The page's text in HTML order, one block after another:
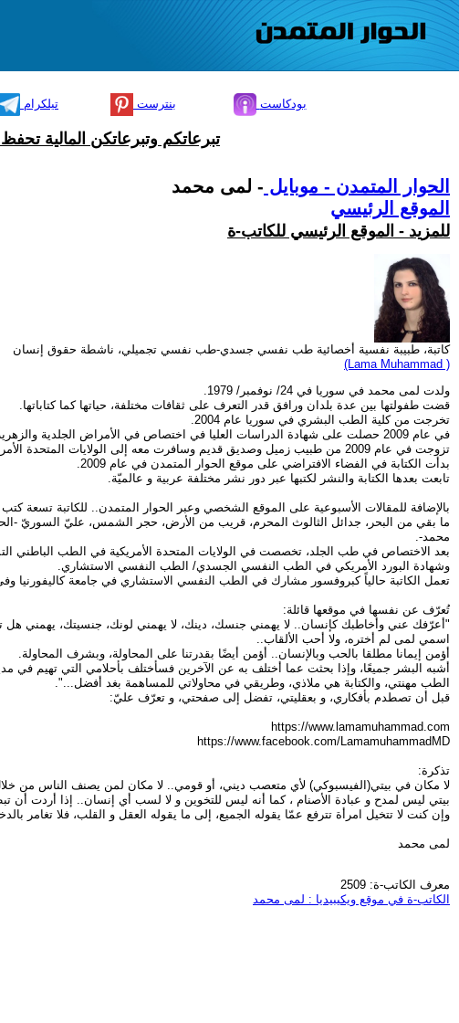
تيلكرام بنترست بودكاست
تبرعاتكم وتبرعاتكن المالية
الحوار المتمدن - موبايل - لمى محمد
الموقع الرئيسي
للمزيد - الموقع الرئيسي للكاتب-ة
كاتبة، طبيبة نفسية أخصائية طب نفسي جسدي-طب نفسي تجميلي، ناشطة حقوق إنسان
(Lama Muhammad )
ولدت لمى محمد في سوريا في 24/ نوفمبر/ 1979.
قضت طفولتها بين عدة بلدان ورافق قدر التعرف على ثقافات مختلفة، حياتها كما كتاباتها.
تخرجت من كلية الطب البشري في سوريا عام 2004.
في عام 2009 حصلت على شهادة الدراسات العليا في اختصاص في الأمراض الجلدية والزهرية من جامعة دمشق.
تزوجت في عام 2009 من طبيب زميل وصديق قديم وسافرت معه إلى الولايات المتحدة الأمريكية.
بدأت الكتابة في الفضاء الافتراضي على موقع الحوار المتمدن في عام 2009.
تابعت بعدها الكتابة والنشر لكتبها عبر دور نشر مختلفة عربية و عالميّة.
بالإضافة للمقالات الأسبوعية على الموقع الشخصي وعبر الحوار المتمدن.. للكاتبة تسعة
ما بقي من البحر، جدائل الثالوث المحرم، قريب من الأرض، حجر الشمس، عليّ السوريّ -
محمد-.
بعد الاختصاص في طب الجلد، تخصصت في الولايات المتحدة الأمريكية في الطب
وشهادة البورد الأمريكي في الطب النفسي الجسدي/ الطب النفسي الاستشاري.
تعمل الكاتبة حالياً كبروفسور مشارك في الطب النفسي الاستشاري في جامعة كاليفورنيا
تُعرّف عن نفسها في موقعها قائلة:
"أعرّفك عني وأخاطبك كإنسان.. لا يهمني جنسك، دينك، لا يهمني لونك، جنسيتك، يهمني
اسمي لمى لم أختره، ولا أحب الألقاب..
أؤمن إيمانا مطلقا بالحب وبالإنسان.. أؤمن أيضًا بقدرتنا على المحاولة، وبشرف المحاولة.
أشبه البشر جميعًا، وإذا بحثت عما أختلف به عن الآخرين فسأختلف بأحلامي التي تهيم في
الطب مهنتي، والكتابة هي ملاذي، وطريقي في محاولاتي للمساهمة بغد أفضل...".
قبل أن تصطدم بأفكاري، و بعقليتي، تفضل إلى صفحتي، و تعرّف عليّ:
https://www.facebook.com/LamamuhammadMD
تذكرة:
لا مكان في بيتي(الفيسبوكي) لأي متعصب ديني، أو قومي.. لا مكان لمن يصنف الناس من خلال
بيتي ليس لمدح و عبادة الأصنام ، كما أنه ليس للتخوين و لا لسب أي إنسان.. إذا أردت أن
وإن كنت لا تتخيل امرأة تترفع عمّا يقوله الجميع، إلى ما يقوله العقل و القلب، فلا تغامر
لمى محمد
معرف الكاتب-ة: 2509
الكاتب-ة في موقع ويكيبيديا : لمى محمد